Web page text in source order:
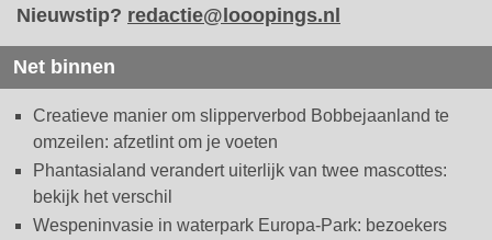
Nieuwstip? redactie@looopings.nl
Net binnen
Creatieve manier om slipperverbod Bobbejaanland te
omzeilen: afzetlint om je voeten
Phantasialand verandert uiterlijk van twee mascottes:
bekijk het verschil
Wespeninvasie in waterpark Europa-Park: bezoekers